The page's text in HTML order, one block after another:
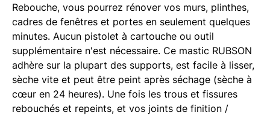
Rebouche, vous pourrez rénover vos murs, plinthes,
cadres de fenêtres et portes en seulement quelques
minutes. Aucun pistolet à cartouche ou outil
supplémentaire n'est nécessaire. Ce mastic RUBSON
adhère sur la plupart des supports, est facile à lisser,
sèche vite et peut être peint après séchage (sèche à
cœur en 24 heures). Une fois les trous et fissures
rebouchés et repeints, et vos joints de finition /